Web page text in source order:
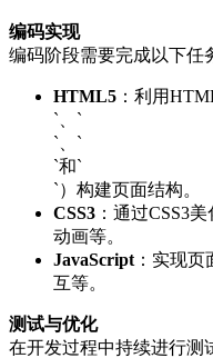
编码实现
编码阶段需要完成以下任
HTML5 ：利用
`、`
`、`
`和`
`）构建页面结构。
CSS3 ：通过CSS3
动画等。
JavaScript ：实现
互等。
测试与优化
在开发过程中持续进行测